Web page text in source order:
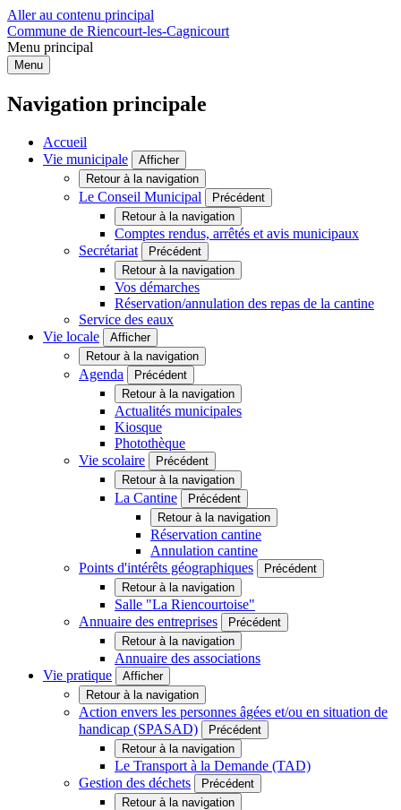
Aller au contenu principal
Commune de Riencourt-les-Cagnicourt
Menu principal
Menu
Navigation principale
Accueil
Vie municipale
Afficher
Retour à la navigation
Le Conseil Municipal
Précédent
Retour à la navigation
Comptes rendus, arrêtés et avis municipaux
Secrétariat
Précédent
Retour à la navigation
Vos démarches
Réservation/annulation des repas de la cantine
Service des eaux
Vie locale
Afficher
Retour à la navigation
Agenda
Précédent
Retour à la navigation
Actualités municipales
Kiosque
Photothèque
Vie scolaire
Précédent
Retour à la navigation
La Cantine
Précédent
Retour à la navigation
Réservation cantine
Annulation cantine
Points d'intérêts géographiques
Précédent
Retour à la navigation
Salle "La Riencourtoise"
Annuaire des entreprises
Précédent
Retour à la navigation
Annuaire des associations
Vie pratique
Afficher
Retour à la navigation
Action envers les personnes âgées et/ou en situation de
handicap (SPASAD)
Précédent
Retour à la navigation
Le Transport à la Demande (TAD)
Gestion des déchets
Précédent
Retour à la navigation